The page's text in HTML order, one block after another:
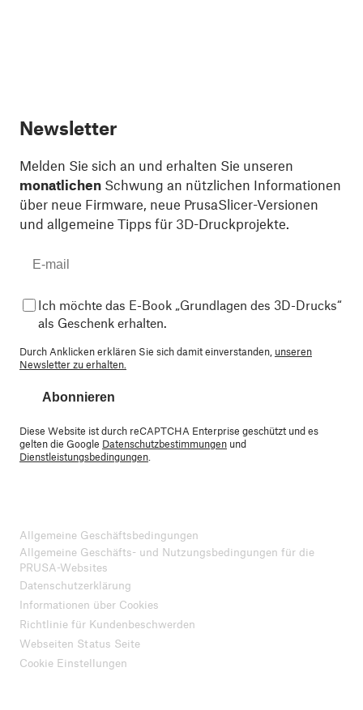
Newsletter
Melden Sie sich an und erhalten Sie unseren
monatlichen Schwung an nützlichen Informationen
über neue Firmware, neue PrusaSlicer-Versionen
und allgemeine Tipps für 3D-Druckprojekte.
Ich möchte das E-Book „Grundlagen des 3D-Drucks“
als Geschenk erhalten.
Durch Anklicken erklären Sie sich damit einverstanden, unseren
Newsletter zu erhalten.
Abonnieren
Diese Website ist durch reCAPTCHA Enterprise geschützt und es
gelten die Google Datenschutzbestimmungen und
Dienstleistungsbedingungen
Allgemeine Geschäftsbedingungen
Allgemeine Geschäfts- und Nutzungsbedingungen für die
PRUSA-Websites
Datenschutzerklärung
Informationen über Cookies
Richtlinie für Kundenbeschwerden
Webseiten Status Seite
Cookie Einstellungen